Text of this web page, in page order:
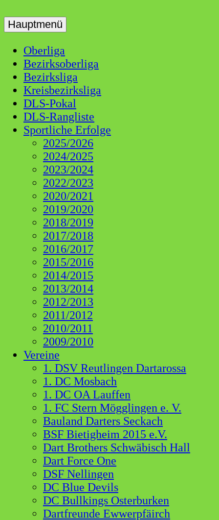
to
content
DLS
Dart Liga Schwaben
Hauptmenü
Oberliga
Bezirksoberliga
Bezirksliga
Kreisbezirksliga
DLS-Pokal
DLS-Rangliste
Sportliche Erfolge
2025/2026
2024/2025
2023/2024
2022/2023
2020/2021
2019/2020
2018/2019
2017/2018
2016/2017
2015/2016
2014/2015
2013/2014
2012/2013
2011/2012
2010/2011
2009/2010
Vereine
1. DSV Reutlingen Dartarossa
1. DC Mosbach
1. DC OA Lauffen
1. FC Stern Mögglingen e. V.
Bauland Darters Seckach
BSF Bietigheim 2015 e.V.
Dart Brothers Schwäbisch Hall
Dart Force One
DSF Nellingen
DC Blue Devils
DC Bullkings Osterburken
Dartfreunde Ewwerpfäirch